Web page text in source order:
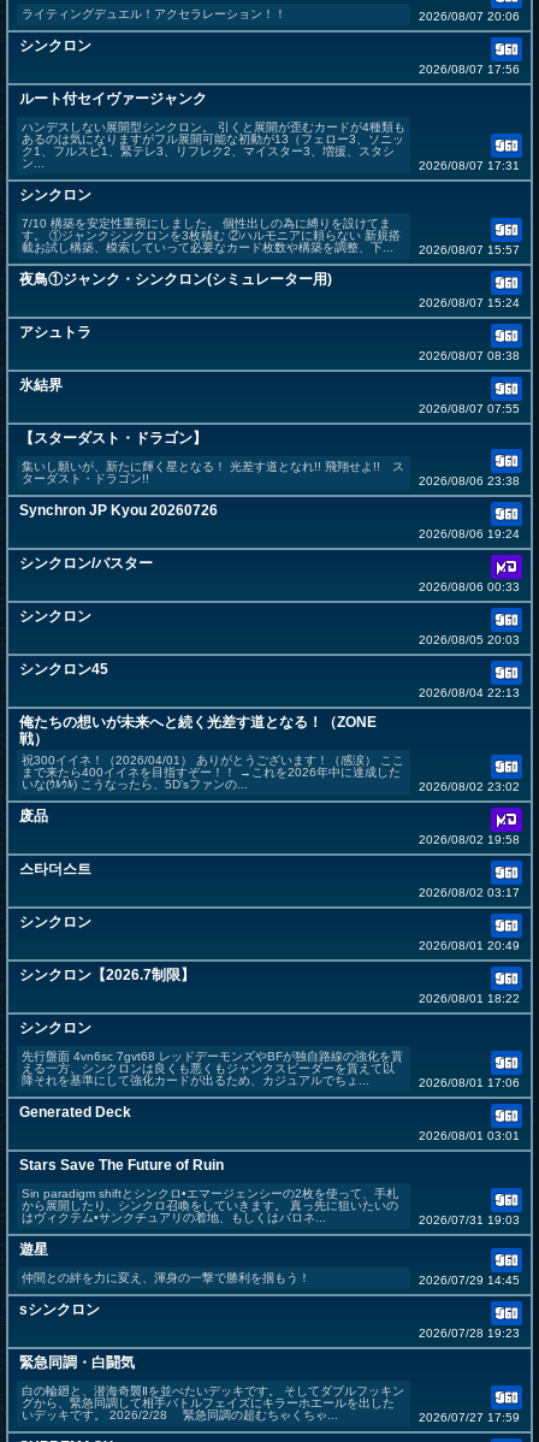
ライティングデュエル！アクセラレーション！！ 2026/08/07 20:06
シンクロン
2026/08/07 17:56
ルート付セイヴァージャンク
ハンデスしない展開型シンクロン。 引くと展開が歪むカードが4種類も
あるのは気になりますがフル展開可能な初動が13（フェロー3、ソニッ
ク1、フルスピ1、緊テレ3、リフレク2、マイスター3、増援、スタシ
ン...
2026/08/07 17:31
シンクロン
7/10 構築を安定性重視にしました。 個性出しの為に縛りを設けてま
す。 ①ジャンクシンクロンを3枚積む ②ハルモニアに頼らない 新規搭
載お試し構築、模索していって必要なカード枚数や構築を調整、下...
2026/08/07 15:57
夜鳥①ジャンク・シンクロン(シミュレーター用)
2026/08/07 15:24
アシュトラ
2026/08/07 08:38
氷結界
2026/08/07 07:55
【スターダスト・ドラゴン】
集いし願いが、新たに輝く星となる！ 光差す道となれ!! 飛翔せよ!! ス
ターダスト・ドラゴン!!
2026/08/06 23:38
Synchron JP Kyou 20260726
2026/08/06 19:24
シンクロン/バスター
2026/08/06 00:33
シンクロン
2026/08/05 20:03
シンクロン45
2026/08/04 22:13
俺たちの想いが未来へと続く光差す道となる！（ZONE
戦）
祝300イイネ！（2026/04/01） ありがとうございます！（感涙） ここ
まで来たら400イイネを目指すぞー！！ →これを2026年中に達成した
いな(ｳﾙｳﾙ) こうなったら、5D’sファンの...
2026/08/02 23:02
废品
2026/08/02 19:58
스타더스트
2026/08/02 03:17
シンクロン
2026/08/01 20:49
シンクロン【2026.7制限】
2026/08/01 18:22
シンクロン
先行盤面 4vn6sc 7gvt68 レッドデーモンズやBFが独自路線の強化を貰
える一方、シンクロンは良くも悪くもジャンクスピーダーを貰えて以
降それを基準にして強化カードが出るため、カジュアルでちょ...
2026/08/01 17:06
Generated Deck
2026/08/01 03:01
Stars Save The Future of Ruin
Sin paradigm shiftとシンクロ•エマージェンシーの2枚を使って、手札
から展開したり、シンクロ召喚をしていきます。 真っ先に狙いたいの
はヴィクテム•サンクチュアリの着地、もしくはバロネ...
2026/07/31 19:03
遊星
仲間との絆を力に変え、渾身の一撃で勝利を掴もう！ 2026/07/29 14:45
sシンクロン
2026/07/28 19:23
緊急同調・白闘気
白の輪廻と、潜海奇襲Ⅱを並べたいデッキです。 そしてダブルフッキン
グから、緊急同調して相手バトルフェイズにキラーホエールを出した
いデッキです。 2026/2/28 緊急同調の超むちゃくちゃ...
2026/07/27 17:59